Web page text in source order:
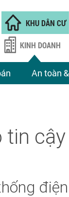
KHU DÂN CƯ
An toàn
KINH DOANH
tin